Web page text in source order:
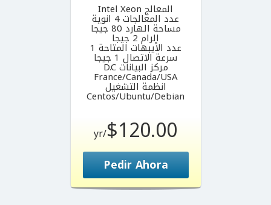
المعالج Intel Xeon
عدد المعالجات 4 انوية
مساحة الهارد 80 جيجا
الرام 2 جيجا
عدد الأيبهات المتاحة 1
سرعة الاتصال 1 جيجا
مركز البيانات D.C
France/Canada/USA
انظمة التشغيل
Centos/Ubuntu/Debian
$120.00
/yr
Pedir Ahora